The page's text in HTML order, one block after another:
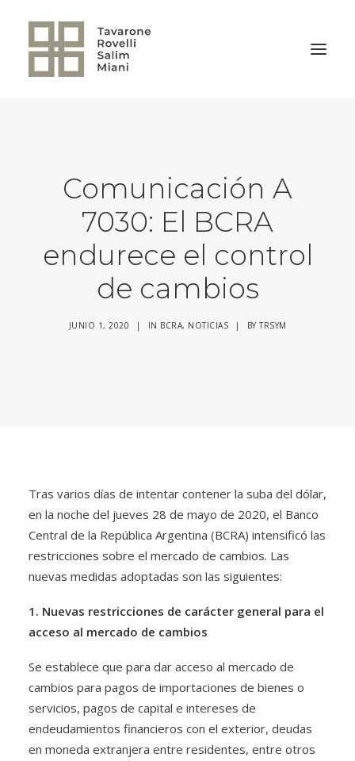
Comunicación A
7030: El BCRA
endurece el control
de cambios
JUNIO 1, 2020 | IN BCRA, NOTICIAS | BYTRSYM
Tras varios días de intentar contener la suba del dólar,
en la noche del jueves 28 de mayo de 2020, el Banco
Central de la República Argentina (BCRA) intensificó las
restricciones sobre el mercado de cambios. Las
nuevas medidas adoptadas son las siguientes:
1. Nuevas restricciones de carácter general para el
acceso al mercado de cambios
Se establece que para dar acceso al mercado de
cambios para pagos de importaciones de bienes o
servicios, pagos de capital e intereses de
endeudamientos financieros con el exterior, deudas
en moneda extranjera entre residentes, entre otros